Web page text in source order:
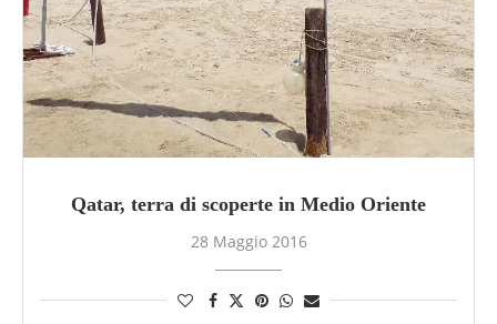
Qatar, terra di scoperte in Medio Oriente
28 Maggio 2016